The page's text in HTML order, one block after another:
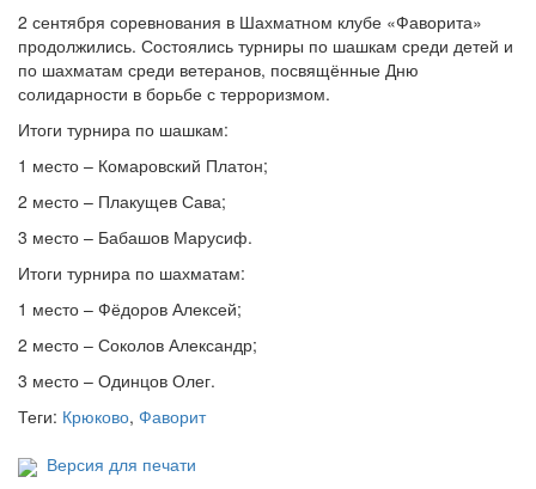
2 сентября соревнования в Шахматном клубе «Фаворита»
продолжились. Состоялись турниры по шашкам среди детей и
по шахматам среди ветеранов, посвящённые Дню
солидарности в борьбе с терроризмом.
Итоги турнира по шашкам:
1 место – Комаровский Платон;
2 место – Плакущев Сава;
3 место – Бабашов Марусиф.
Итоги турнира по шахматам:
1 место – Фёдоров Алексей;
2 место – Соколов Александр;
3 место – Одинцов Олег.
Теги: Крюково, Фаворит
Версия для печати